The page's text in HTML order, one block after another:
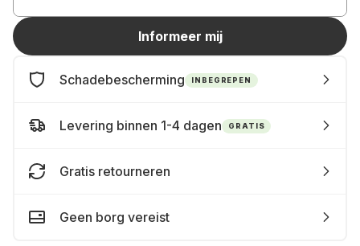
Informeer mij
Schadebescherming INBEGREPEN
Levering binnen 1-4 dagen GRATIS
Gratis retourneren
Geen borg vereist